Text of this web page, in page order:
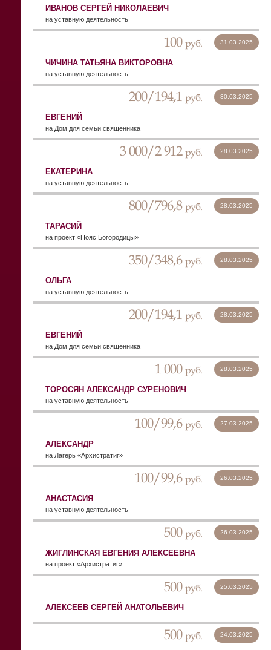
ИВАНОВ СЕРГЕЙ НИКОЛАЕВИЧ
на уставную деятельность
100 руб. 31.03.2025
ЧИЧИНА ТАТЬЯНА ВИКТОРОВНА
на уставную деятельность
200/194,1 руб. 30.03.2025
ЕВГЕНИЙ
на Дом для семьи священника
3 000/2 912 руб. 28.03.2025
EКАТЕРИНА
на уставную деятельность
800/796,8 руб. 28.03.2025
ТАРАСИЙ
на проект «Пояс Богородицы»
350/348,6 руб. 28.03.2025
ОЛЬГА
на уставную деятельность
200/194,1 руб. 28.03.2025
ЕВГЕНИЙ
на Дом для семьи священника
1 000 руб. 28.03.2025
ТОРОСЯН АЛЕКСАНДР СУРЕНОВИЧ
на уставную деятельность
100/99,6 руб. 27.03.2025
АЛЕКСАНДР
на Лагерь «Архистратиг»
100/99,6 руб. 26.03.2025
АНАСТАСИЯ
на уставную деятельность
500 руб. 26.03.2025
ЖИГЛИНСКАЯ ЕВГЕНИЯ АЛЕКСЕЕВНА
на проект «Архистратиг»
500 руб. 25.03.2025
АЛЕКСЕЕВ СЕРГЕЙ АНАТОЛЬЕВИЧ
500 руб. 24.03.2025